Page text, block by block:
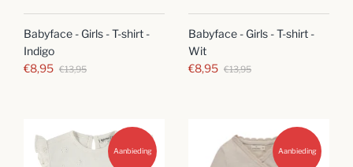
Babyface - Girls - T-shirt -
Indigo
€8,95 €13,95
Babyface - Girls - T-shirt -
Wit
€8,95 €13,95
Aanbieding Aanbieding